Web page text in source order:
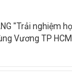
"Trải nghiệm
Vương TP HCM